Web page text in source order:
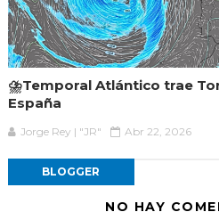
⛈️Temporal Atlántico trae
España
Jorge Rey | "JR" Abr 22, 2026
BLOGGER
NO HAY